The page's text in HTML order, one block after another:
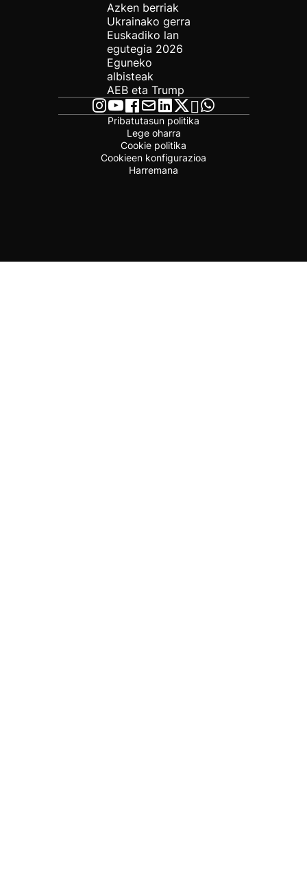
Azken berriak
Ukrainako gerra
Euskadiko lan
egutegia 2026
Eguneko
albisteak
AEB eta Trump
Pribatutasun politika
Lege oharra
Cookie politika
Cookieen konfigurazioa
Harremana